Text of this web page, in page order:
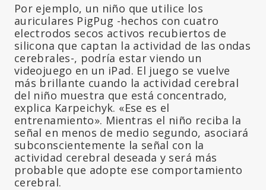
Por ejemplo, un niño que utilice los
auriculares PigPug -hechos con cuatro
electrodos secos activos recubiertos de
silicona que captan la actividad de las ondas
cerebrales-, podría estar viendo un
videojuego en un iPad. El juego se vuelve
más brillante cuando la actividad cerebral
del niño muestra que está concentrado,
explica Karpeichyk. «Ese es el
entrenamiento». Mientras el niño reciba la
señal en menos de medio segundo, asociará
subconscientemente la señal con la
actividad cerebral deseada y será más
probable que adopte ese comportamiento
cerebral.